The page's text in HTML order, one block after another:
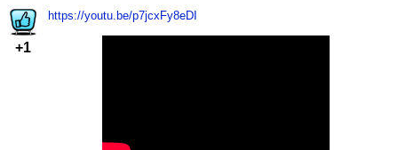
+1
https://youtu.be/p7jcxFy8eDI